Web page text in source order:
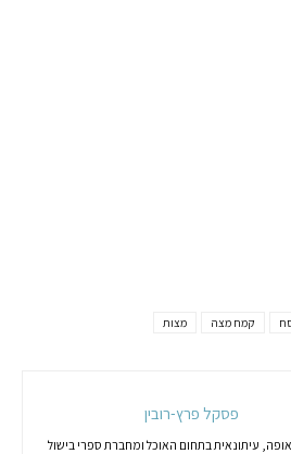
קמח מצה מצות
פסקל פרץ-רובין
עיתונאית בתחום האוכל ומחברת ספרי בישול